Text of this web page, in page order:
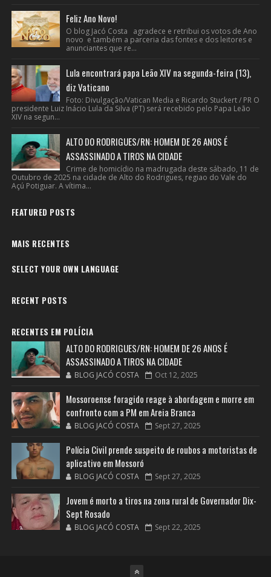
Feliz Ano Novo!
O blog Jacó Costa agradece e retribui os votos de Ano
novo e também a parceria das fontes e dos leitores e
anunciantes que re...
Lula encontrará papa Leão XIV na segunda-feira (13),
diz Vaticano
Foto: Divulgação/Vatican Media e Ricardo Stuckert / PR O
presidente Luiz Inácio Lula da Silva (PT) será recebido pelo Papa Leão
XIV na segun...
ALTO DO RODRIGUES/RN: HOMEM DE 26 ANOS É
ASSASSINADO A TIROS NA CIDADE
Crime de homicídio na madrugada deste sábado, 11 de
Outubro de 2025 na cidade de Alto do Rodrigues, regiao do Vale do
Açú Potiguar. A vítima...
FEATURED POSTS
MAIS RECENTES
SELECT YOUR OWN LANGUAGE
RECENT POSTS
RECENTES EM POLÍCIA
ALTO DO RODRIGUES/RN: HOMEM DE 26 ANOS É
ASSASSINADO A TIROS NA CIDADE
BLOG JACÓ COSTA Oct 12, 2025
Mossoroense foragido reage à abordagem e morre em
confronto com a PM em Areia Branca
BLOG JACÓ COSTA Sept 27, 2025
Polícia Civil prende suspeito de roubos a motoristas de
aplicativo em Mossoró
BLOG JACÓ COSTA Sept 27, 2025
Jovem é morto a tiros na zona rural de Governador Dix-
Sept Rosado
BLOG JACÓ COSTA Sept 22, 2025